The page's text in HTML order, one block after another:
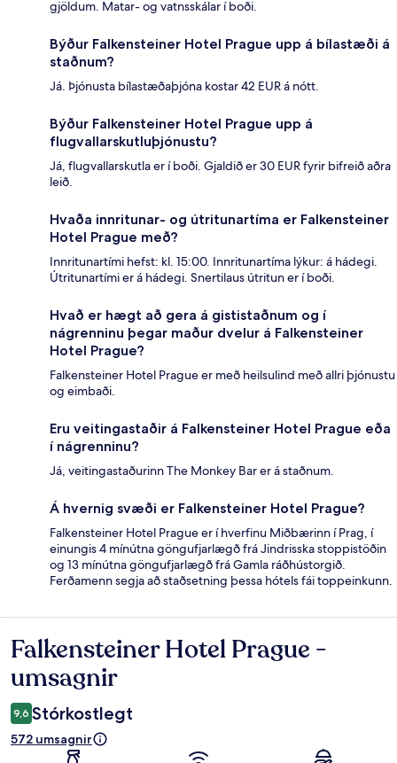
gjöldum. Matar- og vatnsskálar í boði.
Býður Falkensteiner Hotel Prague upp á bílastæði á
staðnum?
Já. Þjónusta bílastæðaþjóna kostar 42 EUR á nótt.
Býður Falkensteiner Hotel Prague upp á
flugvallarskutluþjónustu?
Já, flugvallarskutla er í boði. Gjaldið er 30 EUR fyrir bifreið aðra
leið.
Hvaða innritunar- og útritunartíma er Falkensteiner
Hotel Prague með?
Innritunartími hefst: kl. 15:00. Innritunartíma lýkur: á hádegi.
Útritunartími er á hádegi. Snertilaus útritun er í boði.
Hvað er hægt að gera á gististaðnum og í
nágrenninu þegar maður dvelur á Falkensteiner
Hotel Prague?
Falkensteiner Hotel Prague er með heilsulind með allri þjónustu
og eimbaði.
Eru veitingastaðir á Falkensteiner Hotel Prague eða
í nágrenninu?
Já, veitingastaðurinn The Monkey Bar er á staðnum.
Á hvernig svæði er Falkensteiner Hotel Prague?
Falkensteiner Hotel Prague er í hverfinu Miðbærinn í Prag, í
einungis 4 mínútna göngufjarlægð frá Jindrisska stoppistöðin
og 13 mínútna göngufjarlægð frá Gamla ráðhústorgið.
Ferðamenn segja að staðsetning þessa hótels fái toppeinkunn.
Umsagnir
Falkensteiner Hotel Prague -
umsagnir
9,6 Stórkostlegt
572 umsagnir